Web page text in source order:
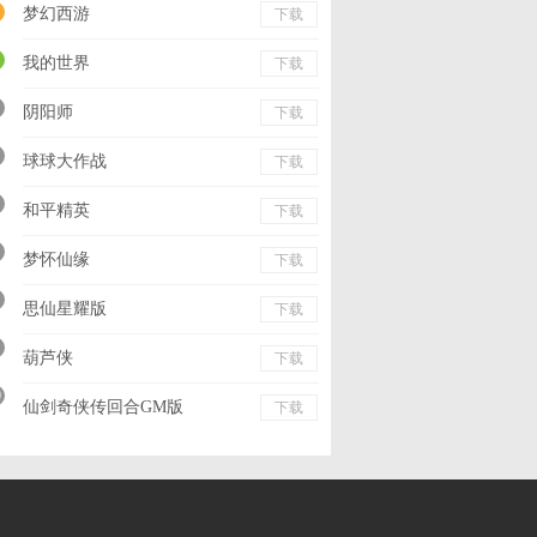
梦幻西游 下载
我的世界 下载
阴阳师 下载
球球大作战 下载
和平精英 下载
梦怀仙缘 下载
思仙星耀版 下载
葫芦侠 下载
仙剑奇侠传回合GM版 下载